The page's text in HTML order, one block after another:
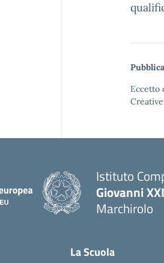
Eccetto
Istituto
Giovanni
Marchirolo
La Scuola